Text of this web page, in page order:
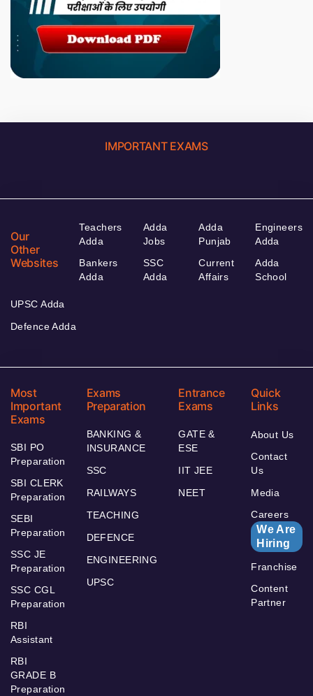
IMPORTANT EXAMS
Our
Other
Websites
Teachers
Adda
Bankers
Adda
Adda
Jobs
SSC
Adda
Adda
Punjab
Current
Affairs
Engineers
Adda
Adda
School
UPSC Adda
Defence Adda
Most
Important
Exams
SBI PO
Preparation
SBI CLERK
Preparation
SEBI
Preparation
SSC JE
Preparation
SSC CGL
Preparation
RBI
Assistant
RBI
GRADE B
Preparation
Exams
Preparation
BANKING &
INSURANCE
SSC
RAILWAYS
TEACHING
DEFENCE
ENGINEERING
UPSC
Entrance
Exams
GATE &
ESE
IIT JEE
NEET
Quick
Links
About Us
Contact
Us
Media
Careers
We Are
Hiring
Franchise
Content
Partner